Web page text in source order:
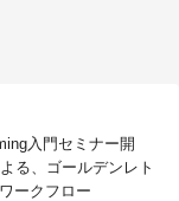
入門セミナー開
る、ゴールデンレト
ークフロー